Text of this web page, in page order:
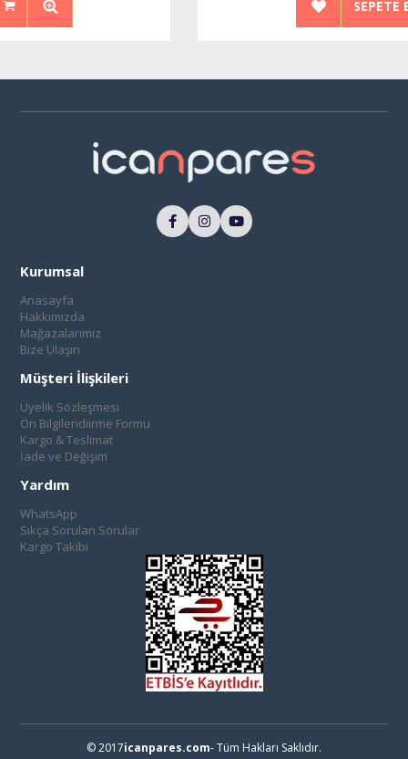
SEPETE EKLE
Kurumsal
Anasayfa
Hakkımızda
Mağazalarımız
Bize Ulaşın
Müşteri İlişkileri
Üyelik Sözleşmesi
Ön Bilgilendiirme Formu
Kargo & Teslimat
İade ve Değişim
Yardım
WhatsApp
Sıkça Sorulan Sorular
Kargo Takibi
© 2017icanpares.com- Tüm Hakları Saklıdır.